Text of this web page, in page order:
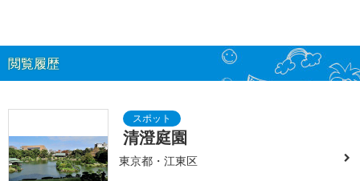
閲覧履歴
清澄庭園
東京都・江東区